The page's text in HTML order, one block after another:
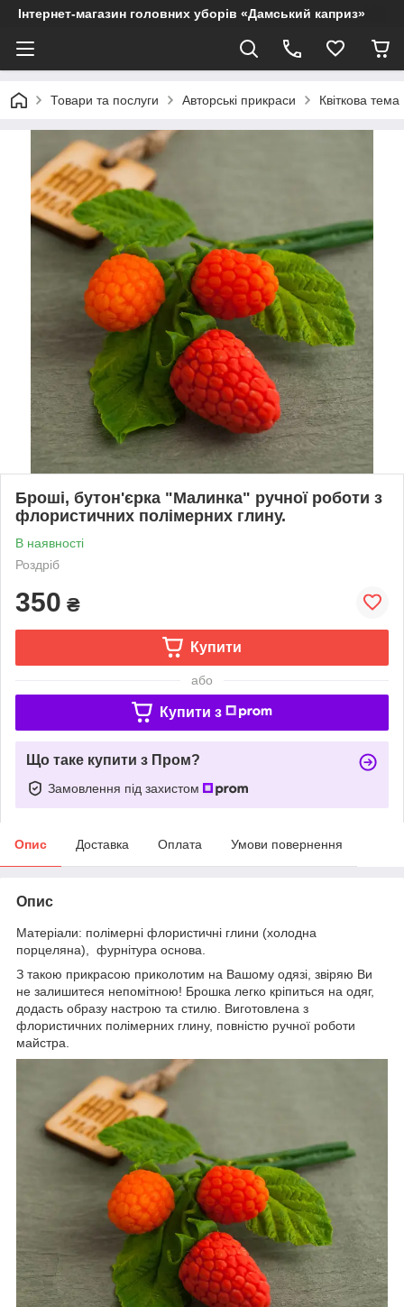
Інтернет-магазин головних уборів «Дамський каприз»
Товари та послуги Авторські прикраси Квіткова тема
Броші, бутон'єрка "Малинка" ручної роботи з
флористичних полімерних глину.
В наявності
Роздріб
350 ₴
Купити
або
Купити з
Що таке купити з Пром?
Замовлення під захистом
Опис Доставка Оплата Умови повернення
Опис
Матеріали: полімерні флористичні глини (холодна
порцеляна), фурнітура основа.
З такою прикрасою приколотим на Вашому одязі, звіряю Ви
не залишитеся непомітною! Брошка легко кріпиться на одяг,
додасть образу настрою та стилю. Виготовлена з
флористичних полімерних глину, повністю ручної роботи
майстра.